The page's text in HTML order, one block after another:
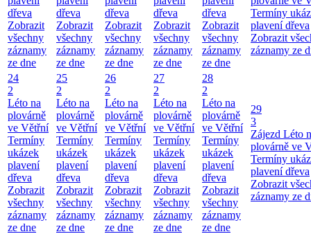
dřeva
Zobrazit
všechny
záznamy
ze dne
dřeva
Zobrazit
všechny
záznamy
ze dne
dřeva
Zobrazit
všechny
záznamy
ze dne
dřeva
Zobrazit
všechny
záznamy
ze dne
dřeva
Zobrazit
všechny
záznamy
ze dne
Termíny
plavení dřeva
Zobrazit
záznamy ze
24
2
Léto na
plovárně
ve Větřní
Termíny
ukázek
plavení
dřeva
Zobrazit
všechny
záznamy
ze dne
25
2
Léto na
plovárně
ve Větřní
Termíny
ukázek
plavení
dřeva
Zobrazit
všechny
záznamy
ze dne
26
2
Léto na
plovárně
ve Větřní
Termíny
ukázek
plavení
dřeva
Zobrazit
všechny
záznamy
ze dne
27
2
Léto na
plovárně
ve Větřní
Termíny
ukázek
plavení
dřeva
Zobrazit
všechny
záznamy
ze dne
28
2
Léto na
plovárně
ve Větřní
Termíny
ukázek
plavení
dřeva
Zobrazit
všechny
záznamy
ze dne
29
3
Zájezd Léto
plovárně ve
Termíny
plavení dřeva
Zobrazit
záznamy ze